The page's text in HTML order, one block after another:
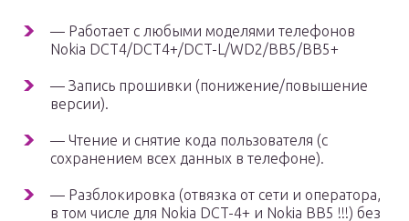
— Работает с любыми моделями телефонов
Nokia DCT4/DCT4+/DCT-L/WD2/BB5/BB5+
— Запись прошивки (понижение/повышение
версии).
— Чтение и снятие кода пользователя (с
сохранением всех данных в телефоне).
— Разблокировка (отвязка от сети и оператора,
в том числе для Nokia DCT-4+ и Nokia BB5 !!!) без